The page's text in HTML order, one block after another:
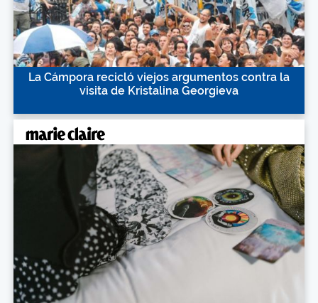
La Cámpora recicló viejos argumentos contra la
visita de Kristalina Georgieva